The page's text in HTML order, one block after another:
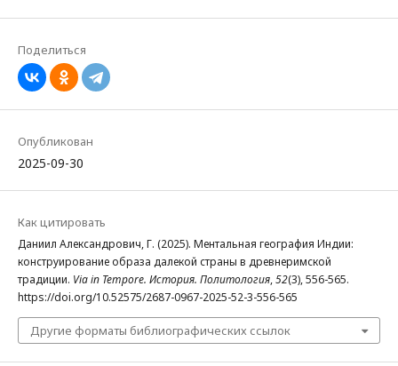
Поделиться
Опубликован
2025-09-30
Как цитировать
Даниил Александрович, Г. (2025). Ментальная география Индии:
конструирование образа далекой страны в древнеримской
традиции. Via in Tempore. История. Политология,52(3), 556-565.
https://doi.org/10.52575/2687-0967-2025-52-3-556-565
Другие форматы библиографических ссылок